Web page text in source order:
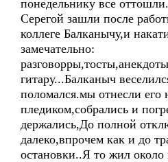
понедельнику все
Серегой зашли после
коллеге Балканычу,и
замечательно:
гитару...Балканыч
поломался.мы отнесли его
пледиком,собрались и
держались,До полной
далеко,впрочем как и до
остановки..Я то жил